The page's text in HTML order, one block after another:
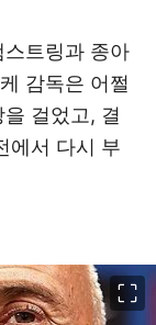
트링과 종아
감독은 어쩔
걸었고, 결
에서 다시 부